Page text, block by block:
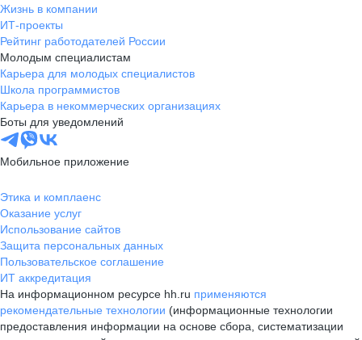
Жизнь в компании
ИТ-проекты
Рейтинг работодателей России
Молодым специалистам
Карьера для молодых специалистов
Школа программистов
Карьера в некоммерческих организациях
Боты для уведомлений
Мобильное приложение
Этика и комплаенс
Оказание услуг
Использование сайтов
Защита персональных данных
Пользовательское соглашение
ИТ аккредитация
На информационном ресурсе hh.ru применяются
рекомендательные технологии (информационные технологии
предоставления информации на основе сбора, систематизации